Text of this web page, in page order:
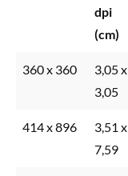
dpi
(cm)
360 x 360
3,05 x
3,05
414 x 896
3,51 x
7,59